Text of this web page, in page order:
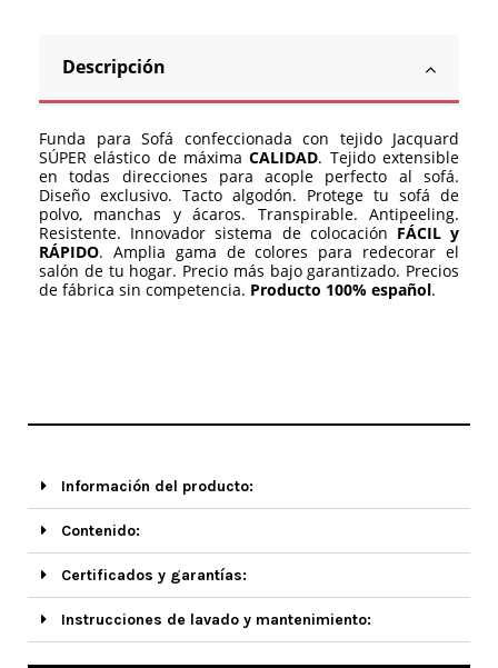
Descripción
Funda para Sofá confeccionada con tejido Jacquard
SÚPER elástico de máximaCALIDAD. Tejido extensible
en todas direcciones para acople perfecto al sofá.
Diseño exclusivo. Tacto algodón. Protege tu sofá de
polvo, manchas y ácaros. Transpirable. Antipeeling.
Resistente. Innovador sistema de colocación FÁCIL y
RÁPIDO. Amplia gama de colores para redecorar el
salón de tu hogar. Precio más bajo garantizado. Precios
de fábrica sin competencia. Producto 100% español.
Información del producto:
Contenido:
Certificados y garantías:
Instrucciones de lavado y mantenimiento: